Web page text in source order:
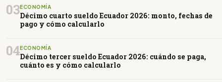
03ECONOMÍA
Décimo cuarto sueldo Ecuador 2026: monto, fechas de
pago y cómo calcularlo
04ECONOMÍA
Décimo tercer sueldo Ecuador 2026: cuándo se paga,
cuánto es y cómo calcularlo